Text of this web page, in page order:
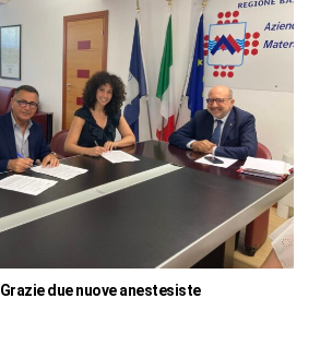
due nuove anestesiste